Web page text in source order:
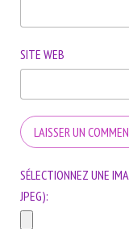
SITE WEB
SÉLECTIONNEZ UNE
JPEG):